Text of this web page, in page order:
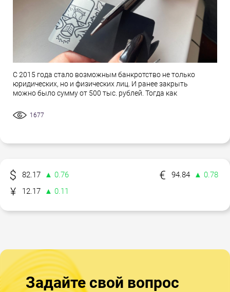
С 2015 года стало возможным банкротство не только
юридических, но и физических лиц. И ранее закрыть
можно было сумму от 500 тыс. рублей. Тогда как
1677
82.17 ▲ 0.76 94.84
▲ 0.78
12.17
▲ 0.11
Задайте свой вопрос